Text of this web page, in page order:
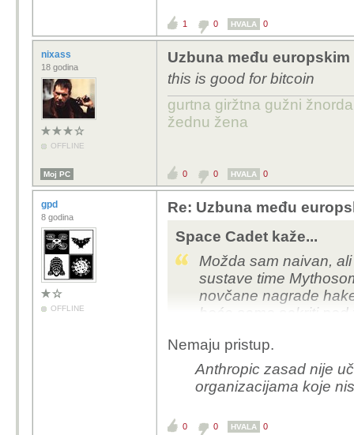
1 0 HVALA 0
nixass
18 godina
OFFLINE
Uzbuna među
this is good for bitcoin
gurtna giržtna gužni
žednu žena
Moj PC 0 0 HVALA 0
gpd
8 godina
OFFLINE
Re: Uzbuna među
Space Cadet kaže...
Možda sam naivan,
sustave time
novčane nagrade
hoće samo sakriti pod
Nemaju pristup.
Anthropic zasad nije
organizacijama koje
0 0 HVALA 0